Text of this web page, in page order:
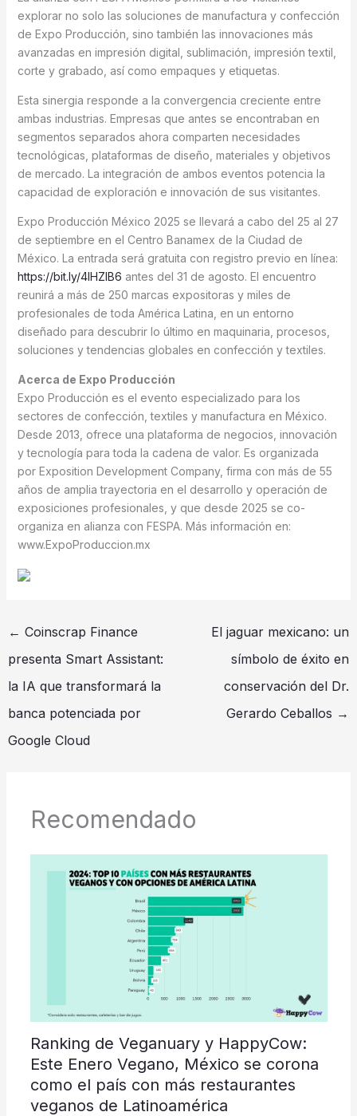
explorar no solo las soluciones de manufactura y confección
de Expo Producción, sino también las innovaciones más
avanzadas en impresión digital, sublimación, impresión textil,
corte y grabado, así como empaques y etiquetas.
Esta sinergia responde a la convergencia creciente entre
ambas industrias. Empresas que antes se encontraban en
segmentos separados ahora comparten necesidades
tecnológicas, plataformas de diseño, materiales y objetivos
de mercado. La integración de ambos eventos potencia la
capacidad de exploración e innovación de sus visitantes.
Expo Producción México 2025 se llevará a cabo del 25 al 27
de septiembre en el Centro Banamex de la Ciudad de
México. La entrada será gratuita con registro previo en línea:
https://bit.ly/4lHZlB6 antes del 31 de agosto. El encuentro
reunirá a más de 250 marcas expositoras y miles de
profesionales de toda América Latina, en un entorno
diseñado para descubrir lo último en maquinaria, procesos,
soluciones y tendencias globales en confección y textiles.
Acerca de Expo Producción
Expo Producción es el evento especializado para los
sectores de confección, textiles y manufactura en México.
Desde 2013, ofrece una plataforma de negocios, innovación
y tecnología para toda la cadena de valor. Es organizada
por Exposition Development Company, firma con más de 55
años de amplia trayectoria en el desarrollo y operación de
exposiciones profesionales, y que desde 2025 se co-
organiza en alianza con FESPA. Más información en:
www.ExpoProduccion.mx
← Coinscrap Finance
presenta Smart Assistant:
la IA que transformará la
banca potenciada por
Google Cloud
El jaguar mexicano: un
símbolo de éxito en
conservación del Dr.
Gerardo Ceballos →
Recomendado
Ranking de Veganuary y HappyCow:
Este Enero Vegano, México se corona
como el país con más restaurantes
veganos de Latinoamérica